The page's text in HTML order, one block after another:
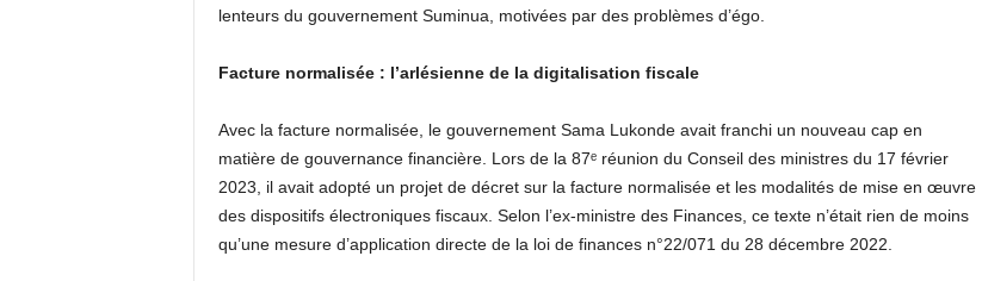
lenteurs du gouvernement Suminua, motivées par des problèmes d’égo.
Facture normalisée : l’arlésienne de la digitalisation fiscale
Avec la facture normalisée, le gouvernement Sama Lukonde avait franchi un nouveau cap en
matière de gouvernance financière. Lors de la 87ᵉ réunion du Conseil des ministres du 17 février
2023, il avait adopté un projet de décret sur la facture normalisée et les modalités de mise en œuvre
des dispositifs électroniques fiscaux. Selon l’ex-ministre des Finances, ce texte n’était rien de moins
qu’une mesure d’application directe de la loi de finances n°22/071 du 28 décembre 2022.